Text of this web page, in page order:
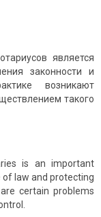
является
законности и
возникают
такого
is an important
law and protecting
certain problems